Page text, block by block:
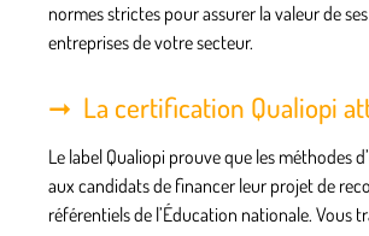
normes strictes pour assurer la valeur de
entreprises de votre secteur.
La certification Qualiopi
Le label Qualiopi prouve que les méthodes
aux candidats de financer leur projet de
référentiels de l’Éducation nationale. Vous